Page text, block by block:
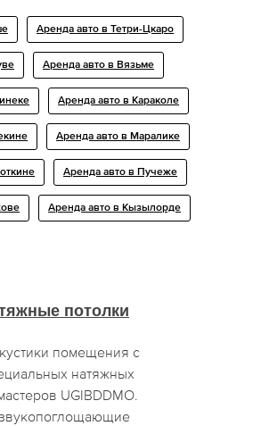
Аренда авто в Тетри-Цкаро
Аренда авто в Вязьме
Аренда авто в Караколе
Аренда авто в Маралике
Аренда авто в Пучеже
Аренда авто в Кызылорде
потолки
помещения с
натяжных
UGIBDDMO.